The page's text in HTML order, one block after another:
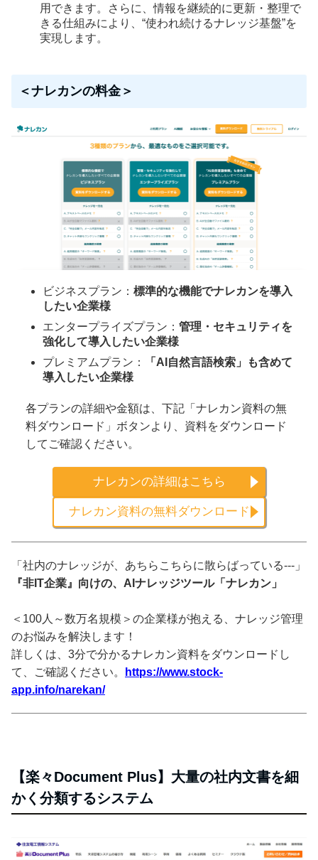
用できます。さらに、情報を継続的に更新・整理で
きる仕組みにより、“使われ続けるナレッジ基盤”を
実現します。
＜ナレカンの料金＞
ビジネスプラン： 標準的な機能でナレカンを導入
したい企業様
エンタープライズプラン： 管理・セキュリティを
強化して導入したい企業様
プレミアムプラン：
「AI自然言語検索」も含めて
導入したい企業様
各プランの詳細や金額は、下記「ナレカン資料の無
料ダウンロード」ボタンより、資料をダウンロード
してご確認ください。
ナレカンの詳細はこちら
ナレカン資料の無料ダウンロード
「社内のナレッジが、あちらこちらに散らばっている---」
『非IT企業』向けの、AIナレッジツール「ナレカン」
＜100人～数万名規模＞の企業様が抱える、ナレッジ管理
のお悩みを解決します！
詳しくは、3分で分かるナレカン資料をダウンロードし
て、ご確認ください。
https://www.stock-
app.info/narekan/
【楽々Document Plus】大量の社内文書を細
かく分類するシステム